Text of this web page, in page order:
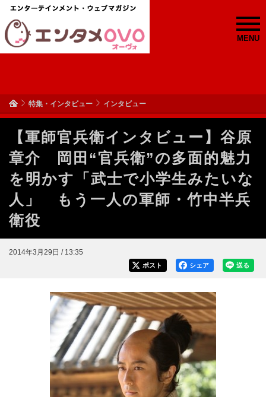
MENU
特集・インタビュー インタビュー
【軍師官兵衛インタビュー】谷原
章介 岡田“官兵衛”の多面的魅力
を明かす「武士で小学生みたいな
人」 もう一人の軍師・竹中半兵
衛役
2014年3月29日 / 13:35
送る
シェア
ポスト